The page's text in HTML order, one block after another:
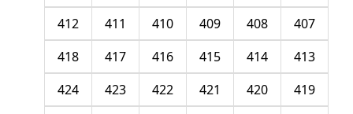
407
408
409
410
411
412
413
414
415
416
417
418
419
420
421
422
423
424